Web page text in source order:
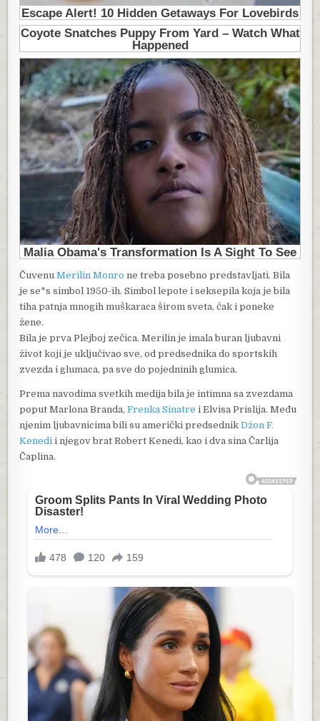
ČuvenuMerilin Monro ne treba posebno predstavljati. Bila
je se*s simbol 1950-ih. Simbol lepote i seksepila koja je bila
tiha patnja mnogih muškaraca širom sveta, čak i poneke
žene.
Bila je prva Plejboj zečica. Merilin je imala buran ljubavni
život koji je uključivao sve, od predsednika do sportskih
zvezda i glumaca, pa sve do pojedninih glumica.
Prema navodima svetkih medija bila je intimna sa zvezdama
poput Marlona Branda,Frenka Sinatre i Elvisa Prislija. Među
njenim ljubavnicima bili su američki predsednikDžon F.
Kenedii njegov brat Robert Kenedi, kao i dva sina Čarlija
Čaplina.